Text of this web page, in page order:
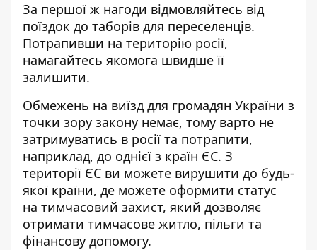
За першої ж нагоди відмовляйтесь від
поїздок до таборів для переселенців.
Потрапивши на територію росії,
намагайтесь якомога швидше її
залишити.
Обмежень на виїзд для громадян України з
точки зору закону немає, тому варто не
затримуватись в росії та потрапити,
наприклад, до однієї з країн ЄС. З
території ЄС ви можете вирушити до будь-
якої країни, де можете оформити статус
на тимчасовий захист, який дозволяє
отримати тимчасове житло, пільги та
фінансову допомогу.